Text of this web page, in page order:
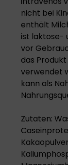
nicht bei
enthält
ist laktose-
vor
das
verwendet
kann als
Zutaten: